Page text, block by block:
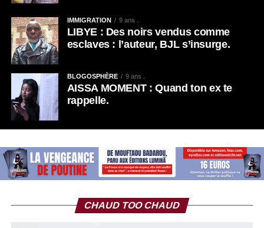
IMMIGRATION 9 ans .
LIBYE : Des noirs vendus comme
esclaves : l’auteur, BJL s’insurge.
BLOGOSPHÈRE 9 ans .
AISSA MOMENT : Quand ton ex te
rappelle.
CHAUD TOO CHAUD